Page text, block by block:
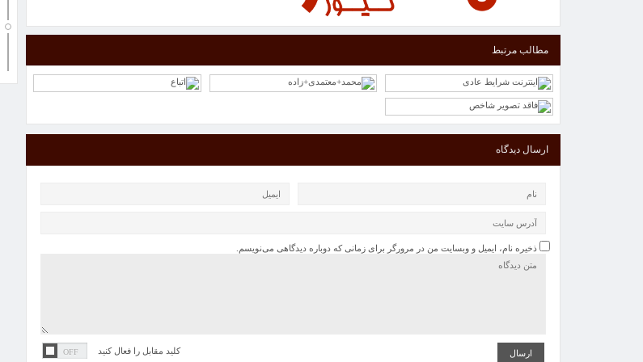
مطالب مرتبط
ارسال دیدگاه
ذخیره نام، ایمیل و وبسایت من در مرورگر برای زمانی که دوباره دیدگاهی می‌نویسم.
کلید مقابل را فعال کنید